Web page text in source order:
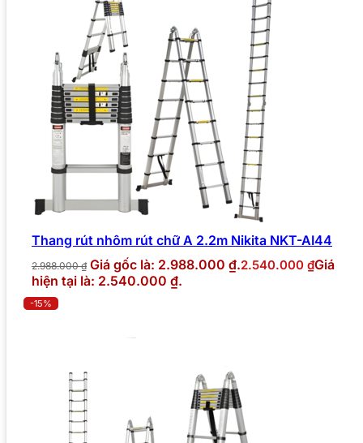
Thang rút nhôm rút chữ A 2.2m Nikita NKT-AI44
2.988.000₫ Giá gốc là: 2.988.000 ₫.2.540.000 ₫Giá
hiện tại là: 2.540.000 ₫.
-15%